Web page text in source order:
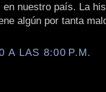
nuestro país. La
algún por tanta
A LAS 8:00 P.M.